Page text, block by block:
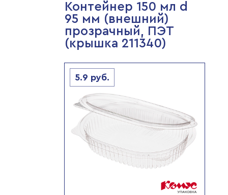
Контейнер 150 мл d
95 мм (внешний)
прозрачный, ПЭТ
(крышка 211340)
5.9 руб.